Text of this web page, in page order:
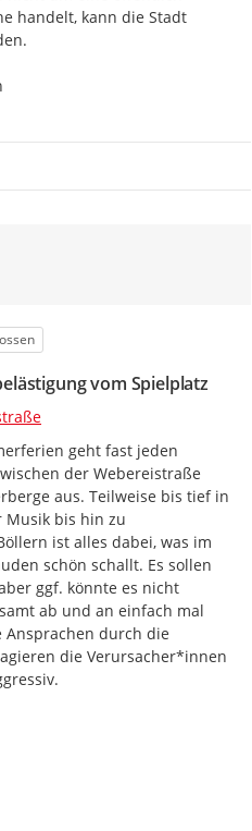
handelt, kann die Stadt
vom Spielplatz
geht fast jeden
der Webereistraße
aus. Teilweise bis tief in
Musik bis hin zu
ist alles dabei, was im
schön schallt. Es sollen
ggf. könnte es nicht
ab und an einfach mal
durch die
die Verursacher*innen